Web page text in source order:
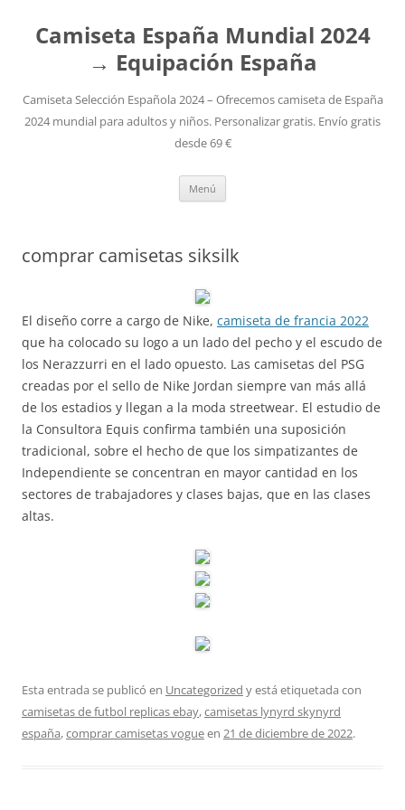
Camiseta España Mundial 2024
→ Equipación España
Camiseta Selección Española 2024 – Ofrecemos camiseta de España
2024 mundial para adultos y niños. Personalizar gratis. Envío gratis
desde 69 €
Menú
comprar camisetas siksilk
El diseño corre a cargo de Nike, camiseta de francia 2022
que ha colocado su logo a un lado del pecho y el escudo de
los Nerazzurri en el lado opuesto. Las camisetas del PSG
creadas por el sello de Nike Jordan siempre van más allá
de los estadios y llegan a la moda streetwear. El estudio de
la Consultora Equis confirma también una suposición
tradicional, sobre el hecho de que los simpatizantes de
Independiente se concentran en mayor cantidad en los
sectores de trabajadores y clases bajas, que en las clases
altas.
Esta entrada se publicó en Uncategorized y está etiquetada con
camisetas de futbol replicas ebay,camisetas lynyrd skynyrd
españa,comprar camisetas vogueen 21 de diciembre de 2022.